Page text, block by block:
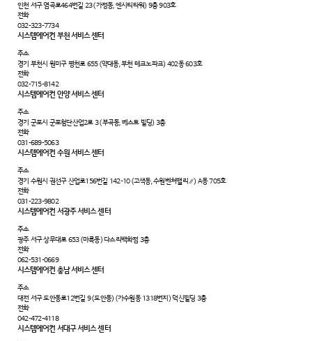
인천 서구 염곡로464번길 23 (가정동, 엔시티타워) 9층 903호
전화
032-323-7734
시스템에어컨 부천 서비스 센터
주소
경기 부천시 원미구 평천로 655 (약대동, 부천 테크노파크) 402동 603호
전화
032-715-8142
시스템에어컨 안양 서비스 센터
주소
경기 군포시 군포첨단산업2로 3 (부곡동, 베스트 빌딩) 3층
전화
031-689-5063
시스템에어컨 수원 서비스 센터
주소
경기 수원시 권선구 산업로156번길 142-10 (고색동, 수원벤처밸리∥) A동 705호
전화
031-223-9802
시스템에어컨 서광주 서비스 센터
주소
광주 서구 상무대로 653 (마륵동) 다스리백화점 3층
전화
062-531-0669
시스템에어컨 충남 서비스 센터
주소
대전 서구 도안동로12번길 9 (도안동) (가수원동 1318번지) 덕신빌딩 3층
전화
042-472-4118
시스템에어컨 서대구 서비스 센터